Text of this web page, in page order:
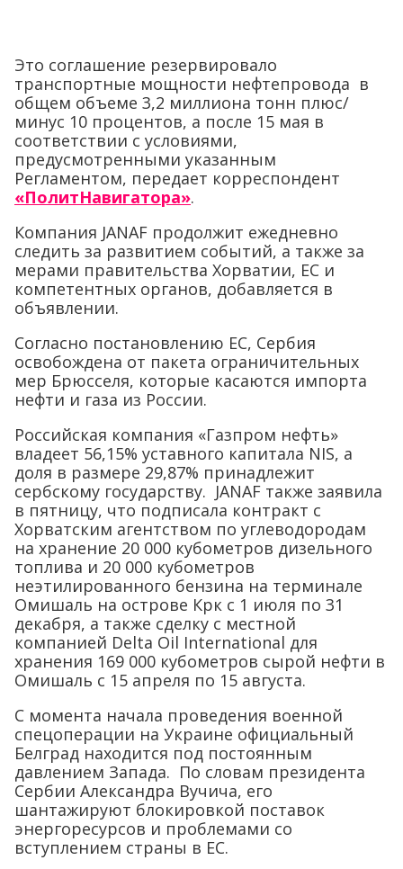
Это соглашение резервировало
транспортные мощности нефтепровода в
общем объеме 3,2 миллиона тонн плюс/
минус 10 процентов, а после 15 мая в
соответствии с условиями,
предусмотренными указанным
Регламентом, передает корреспондент
«ПолитНавигатора».
Компания JANAF продолжит ежедневно
следить за развитием событий, а также за
мерами правительства Хорватии, ЕС и
компетентных органов, добавляется в
объявлении.
Согласно постановлению ЕС, Сербия
освобождена от пакета ограничительных
мер Брюсселя, которые касаются импорта
нефти и газа из России.
Российская компания «Газпром нефть»
владеет 56,15% уставного капитала NIS, а
доля в размере 29,87% принадлежит
сербскому государству. JANAF также заявила
в пятницу, что подписала контракт с
Хорватским агентством по углеводородам
на хранение 20 000 кубометров дизельного
топлива и 20 000 кубометров
неэтилированного бензина на терминале
Омишаль на острове Крк с 1 июля по 31
декабря, а также сделку с местной
компанией Delta Oil International для
хранения 169 000 кубометров сырой нефти в
Омишаль с 15 апреля по 15 августа.
C момента начала проведения военной
спецоперации на Украине официальный
Белград находится под постоянным
давлением Запада. По словам президента
Сербии Александра Вучича, его
шантажируют блокировкой поставок
энергоресурсов и проблемами со
вступлением страны в ЕС.